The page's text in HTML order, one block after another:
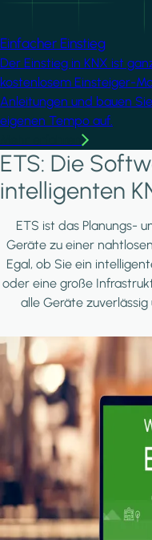
Einfacher Einstieg
Der Einstieg in KNX ist
kostenlosem Einsteiger-
Anleitungen und bauen
eigenen Tempo auf.
ETS: Die
intelligenten
ETS ist das Planungs-
Geräte zu einer
Egal, ob Sie ein
oder eine große
alle Geräte
Image